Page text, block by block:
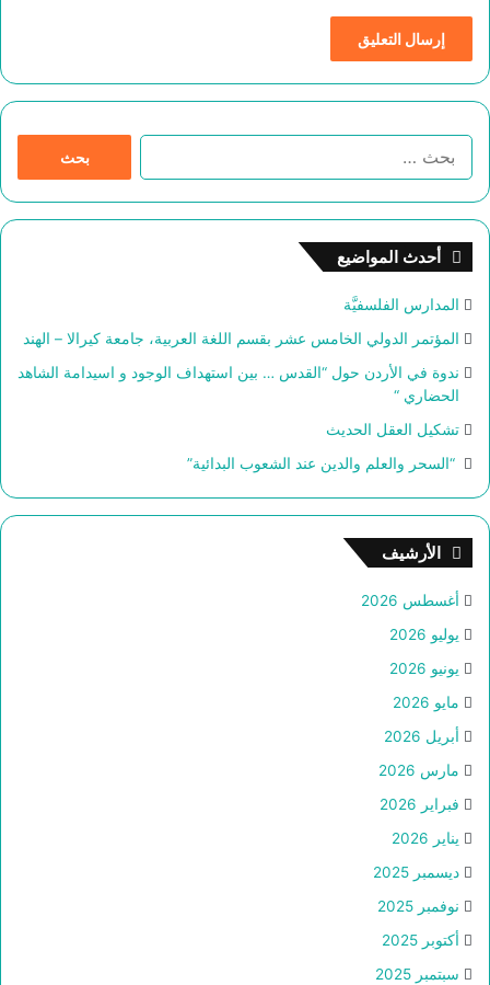
أحدث المواضيع
المدارس الفلسفيَّة
المؤتمر الدولي الخامس عشر بقسم اللغة العربية، جامعة كيرالا – الهند
ندوة في الأردن حول “القدس … بين استهداف الوجود و اسيدامة الشاهد
الحضاري “
تشكيل العقل الحديث
“السحر والعلم والدين عند الشعوب البدائية”
الأرشيف
أغسطس 2026
يوليو 2026
يونيو 2026
مايو 2026
أبريل 2026
مارس 2026
فبراير 2026
يناير 2026
ديسمبر 2025
نوفمبر 2025
أكتوبر 2025
سبتمبر 2025